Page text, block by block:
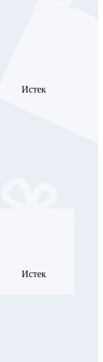
Истек
Истек